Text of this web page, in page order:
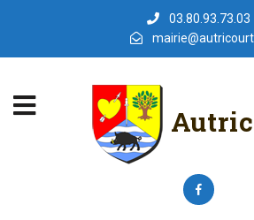
03.80.93.73.03